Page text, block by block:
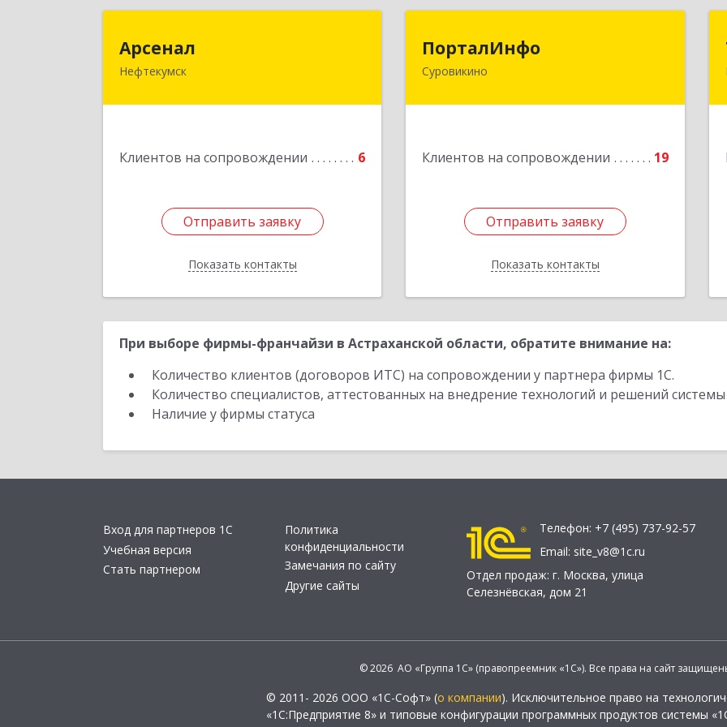
Арсенал
Нефтекумск
Клиентов на сопровождении 6
Отправить заявку
Показать контакты
Ставропольский край, Нефтекумск г,
Отправить заявку
Назад
ПорталИнфо
Суровикино
Клиентов на сопровождении 19
Отправить заявку
Показать контакты
404414, г.Суровкино Волгоградской
Отправить заявку
Назад
При выборе фирмы-франчайзи в Астраханской области, обратите внимание на:
Количество клиентов (договоров ИТС) на сопровождении у партнера фирмы 1С.
Количество специалистов, аттестованных на внедрение технологий и решений
Наличие у фирмы статуса
Вход для партнеров 1С
Учебная версия
Стать партнером
Политика
конфиденциальности
Замечания по сайту
Другие сайты
Телефон: +7 (495) 737-92-57
Email: site_v8@1c.ru
Отдел продаж: г. Москва, улица
Селезнёвская, дом 21
© 2026 АО «Группа 1С» (правопреемник «1С»). Все права на сайт
© 2011- 2026 ООО «1С-Софт» (о компании). Исключительное право на
«1С:Предприятие 8» и типовые конфигурации программных продуктов системы